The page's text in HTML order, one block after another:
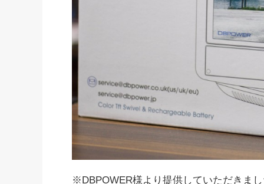
※DBPOWER様より提供していただきま